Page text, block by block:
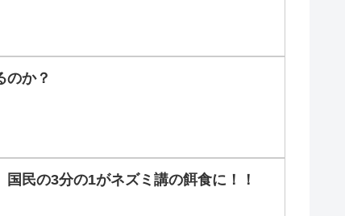
のか？
国民の3分の1がネズミ講の餌食に！！